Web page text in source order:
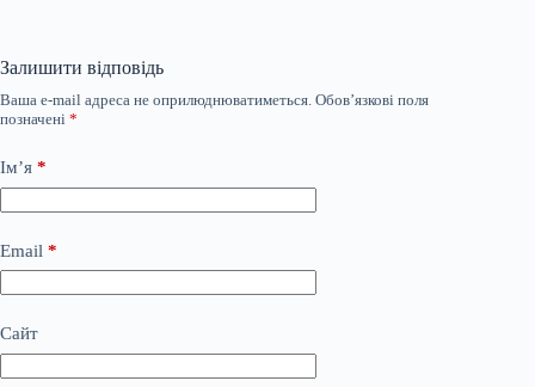
Залишити відповідь
Ваша e-mail адреса не оприлюднюватиметься. Обов’язкові поля
позначені *
Ім’я *
Email *
Сайт